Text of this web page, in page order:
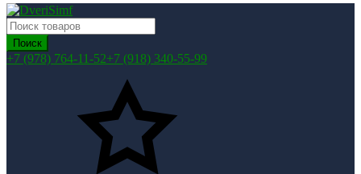
Поиск
+7 (978) 764-11-52+7 (918) 340-55-99